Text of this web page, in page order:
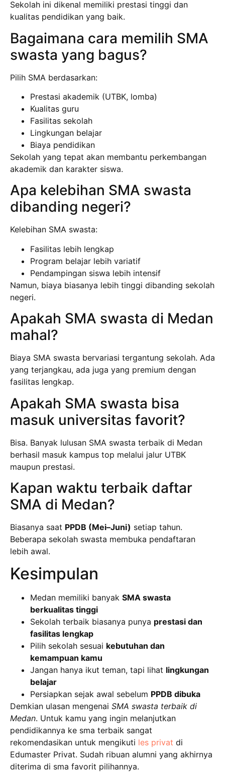
Sekolah ini dikenal memiliki prestasi tinggi dan
kualitas pendidikan yang baik.
Bagaimana cara memilih SMA
swasta yang bagus?
Pilih SMA berdasarkan:
Prestasi akademik (UTBK, lomba)
Kualitas guru
Fasilitas sekolah
Lingkungan belajar
Biaya pendidikan
Sekolah yang tepat akan membantu perkembangan
akademik dan karakter siswa.
Apa kelebihan SMA swasta
dibanding negeri?
Kelebihan SMA swasta:
Fasilitas lebih lengkap
Program belajar lebih variatif
Pendampingan siswa lebih intensif
Namun, biaya biasanya lebih tinggi dibanding sekolah
negeri.
Apakah SMA swasta di Medan
mahal?
Biaya SMA swasta bervariasi tergantung sekolah. Ada
yang terjangkau, ada juga yang premium dengan
fasilitas lengkap.
Apakah SMA swasta bisa
masuk universitas favorit?
Bisa. Banyak lulusan SMA swasta terbaik di Medan
berhasil masuk kampus top melalui jalur UTBK
maupun prestasi.
Kapan waktu terbaik daftar
SMA di Medan?
Biasanya saat PPDB (Mei–Juni) setiap tahun.
Beberapa sekolah swasta membuka pendaftaran
lebih awal.
Kesimpulan
Medan memiliki banyak SMA swasta
berkualitas tinggi
Sekolah terbaik biasanya punya prestasi dan
fasilitas lengkap
Pilih sekolah sesuai kebutuhan dan
kemampuan kamu
Jangan hanya ikut teman, tapi lihat lingkungan
belajar
Persiapkan sejak awal sebelum PPDB dibuka
Demkian ulasan mengenai SMA swasta terbaik di
Medan. Untuk kamu yang ingin melanjutkan
pendidikannya ke sma terbaik sangat
rekomendasikan untuk mengikuti les privat di
Edumaster Privat. Sudah ribuan alumni yang akhirnya
diterima di sma favorit pilihannya.